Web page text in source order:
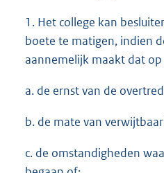
1. Het college kan
boete te matigen, indien
aannemelijk maakt dat
a. de ernst van de
b. de mate van
c. de omstandigheden